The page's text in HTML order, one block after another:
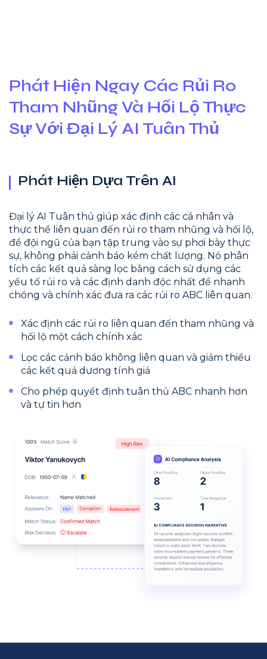
Phát Hiện Ngay Các Rủi Ro
Tham Nhũng Và Hối Lộ Thực
Sự Với Đại Lý AI Tuân Thủ
Phát Hiện Dựa Trên AI
Đại lý AI Tuân thủ giúp xác định các cá nhân và
thực thể liên quan đến rủi ro tham nhũng và hối lộ,
để đội ngũ của bạn tập trung vào sự phơi bày thực
sự, không phải cảnh báo kém chất lượng. Nó phân
tích các kết quả sàng lọc bằng cách sử dụng các
yếu tố rủi ro và các định danh độc nhất để nhanh
chóng và chính xác đưa ra các rủi ro ABC liên quan.
Xác định các rủi ro liên quan đến tham nhũng và
hối lộ một cách chính xác
Lọc các cảnh báo không liên quan và giảm thiểu
các kết quả dương tính giả
Cho phép quyết định tuân thủ ABC nhanh hơn
và tự tin hơn